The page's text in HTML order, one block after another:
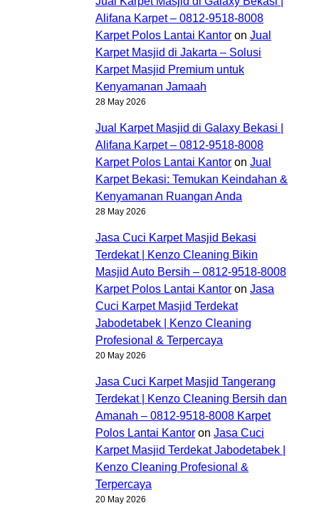
Alifana Karpet – 0812-9518-8008
Karpet Polos Lantai Kantor on Jual
Karpet Masjid di Jakarta – Solusi
Karpet Masjid Premium untuk
Kenyamanan Jamaah
28 May 2026
Jual Karpet Masjid di Galaxy Bekasi |
Alifana Karpet – 0812-9518-8008
Karpet Polos Lantai Kantor on Jual
Karpet Bekasi: Temukan Keindahan &
Kenyamanan Ruangan Anda
28 May 2026
Jasa Cuci Karpet Masjid Bekasi
Terdekat | Kenzo Cleaning Bikin
Masjid Auto Bersih – 0812-9518-8008
Karpet Polos Lantai Kantor on Jasa
Cuci Karpet Masjid Terdekat
Jabodetabek | Kenzo Cleaning
Profesional & Terpercaya
20 May 2026
Jasa Cuci Karpet Masjid Tangerang
Terdekat | Kenzo Cleaning Bersih dan
Amanah – 0812-9518-8008 Karpet
Polos Lantai Kantor on Jasa Cuci
Karpet Masjid Terdekat Jabodetabek |
Kenzo Cleaning Profesional &
Terpercaya
20 May 2026